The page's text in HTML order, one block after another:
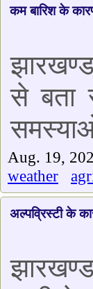
कम बारिश के
से बता
Aug. 19,
weather
अल्पव्रिस्टी के